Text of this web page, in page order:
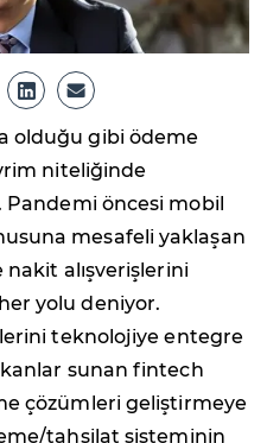
olduğu gibi ödeme
niteliğinde
öncesi mobil
mesafeli yaklaşan
alışverişlerini
yolu deniyor.
teknolojiye entegre
sunan fintech
çözümleri geliştirmeye
tahsilat sisteminin